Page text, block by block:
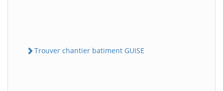
Trouver chantier batiment GUISE